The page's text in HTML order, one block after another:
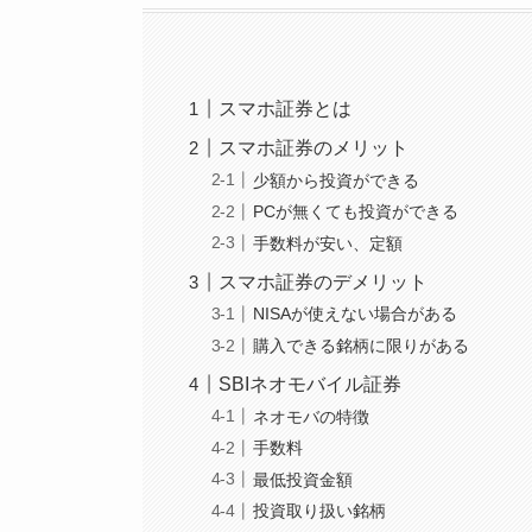
スマホ証券とは
スマホ証券のメリット
少額から投資ができる
PCが無くても投資ができる
手数料が安い、定額
スマホ証券のデメリット
NISAが使えない場合がある
購入できる銘柄に限りがある
SBIネオモバイル証券
ネオモバの特徴
手数料
最低投資金額
投資取り扱い銘柄